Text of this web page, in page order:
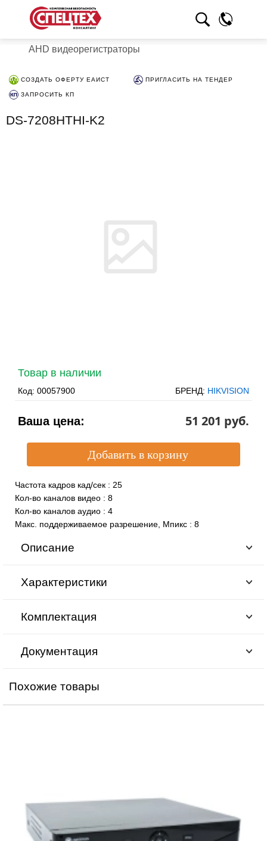
AHD видеорегистраторы
СОЗДАТЬ ОФЕРТУ ЕАИСТ ПРИГЛАСИТЬ НА ТЕНДЕР
ЗАПРОСИТЬ КП
DS-7208HTHI-K2
Товар в наличии
Код: 00057900 БРЕНД: HIKVISION
Ваша цена: 51 201 pуб.
Частота кадров кад/сек : 25
Кол-во каналов видео : 8
Кол-во каналов аудио : 4
Макс. поддерживаемое разрешение, Мпикс : 8
Описание
Характеристики
Комплектация
Документация
Похожие товары